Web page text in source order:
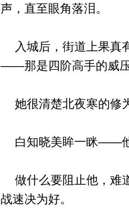
声，直至眼角落泪。
入城后，街道上果真
——那是四阶高手的威压
她很清楚北夜寒的修
白知晓美眸一眯——他
做什么要阻止他，难
战速决为好。